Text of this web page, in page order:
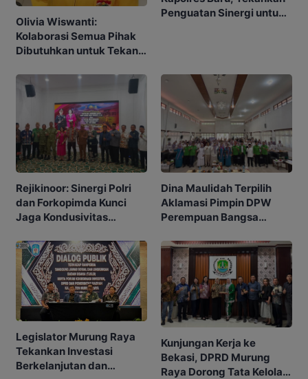
Olivia Wiswanti:
Kolaborasi Semua Pihak
Dibutuhkan untuk Tekan
Penguatan Sinergi untuk
Rejikinoor: Sinergi Polri
dan Forkopimda Kunci
Jaga Kondusivitas
Dina Maulidah Terpilih
Aklamasi Pimpin DPW
Perempuan Bangsa
Legislator Murung Raya
Tekankan Investasi
Berkelanjutan dan
Kunjungan Kerja ke
Bekasi, DPRD Murung
Raya Dorong Tata Kelola